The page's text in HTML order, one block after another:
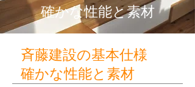
確かな性能と素材
斉藤建設の基本仕様
確かな性能と素材